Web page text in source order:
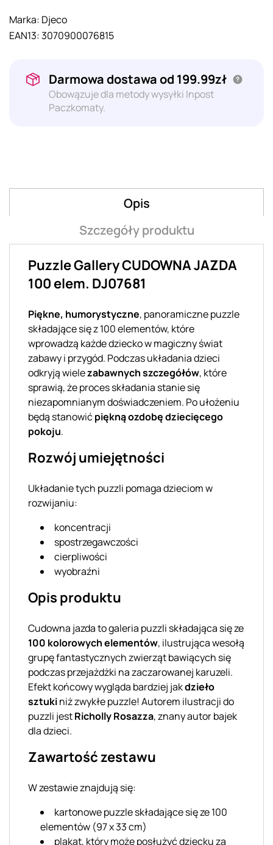
Marka: Djeco
EAN13:3070900076815
Darmowa dostawa od 199.99zł
Obowązuje dla metody wysyłki Inpost
Paczkomaty.
Opis
Szczegóły produktu
Puzzle Gallery CUDOWNA JAZDA
100 elem. DJ07681
Piękne, humorystyczne, panoramiczne puzzle
składające się z 100 elementów, które
wprowadzą każde dziecko w magiczny świat
zabawy i przygód. Podczas układania dzieci
odkryją wielezabawnych szczegółów, które
sprawią, że proces składania stanie się
niezapomnianym doświadczeniem. Po ułożeniu
będą stanowićpiękną ozdobę dziecięcego
pokoju.
Rozwój umiejętności
Układanie tych puzzli pomaga dzieciom w
rozwijaniu:
koncentracji
spostrzegawczości
cierpliwości
wyobraźni
Opis produktu
Cudowna jazda to galeria puzzli składająca się ze
100 kolorowych elementów, ilustrująca wesołą
grupę fantastycznych zwierząt bawiących się
podczas przejażdżki na zaczarowanej karuzeli.
Efekt końcowy wygląda bardziej jakdzieło
sztukiniż zwykłe puzzle! Autorem ilustracji do
puzzli jestRicholly Rosazza, znany autor bajek
dla dzieci.
Zawartość zestawu
W zestawie znajdują się:
kartonowe puzzle składające się ze 100
elementów (97 x 33 cm)
plakat, który może posłużyć dziecku za